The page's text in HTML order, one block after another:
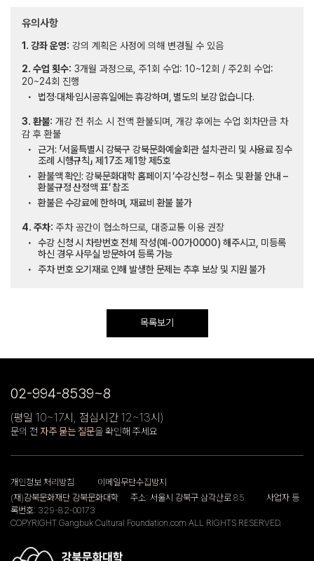
유의사항
1. 강좌 운영: 강의 계획은 사정에 의해 변경될 수 있음
2. 수업 횟수: 3개월 과정으로, 주1회 수업: 10~12회 / 주2회 수업:
20~24회 진행
법정·대체·임시공휴일에는 휴강하며, 별도의 보강 없습니다.
3. 환불: 개강 전 취소 시 전액 환불되며, 개강 후에는 수업 회차만큼 차
감 후 환불
근거: 「서울특별시 강북구 강북문화예술회관 설치·관리 및 사용료 징수
조례 시행규칙」 제17조 제1항 제5호
환불액 확인: 강북문화대학 홈페이지 ‘수강신청 – 취소 및 환불 안내 –
환불규정 산정액 표’ 참조
환불은 수강료에 한하며, 재료비 환불 불가
4. 주차: 주차 공간이 협소하므로, 대중교통 이용 권장
수강 신청 시 차량번호 전체 작성(예-00가0000) 해주시고, 미등록
하신 경우 사무실 방문하여 등록 가능
주차 번호 오기재로 인해 발생한 문제는 추후 보상 및 지원 불가
목록보기
02-994-8539~8
(평일 10~17시, 점심시간 12~13시)
문의 전 자주 묻는 질문을 확인해 주세요
개인정보 처리방침
이메일무단수집방지
(재)강북문화재단 강북문화대학
주소: 서울시 강북구 삼각산로 85
사업자 등
록번호: 329-82-00173
COPYRIGHT Gangbuk Cultural Foundation.com ALL RIGHTS RESERVED.